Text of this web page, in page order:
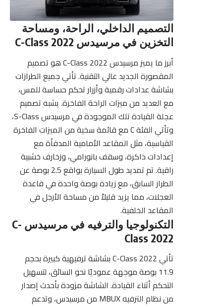
التصميم الداخلي، الراحة، ومساحة
التخزين في مرسيدس C-Class 2022
أبرز ما يميز مرسيدس C-Class 2022 هو تصميم
المقصورة الجديد عالي التقنية. تأتي جميع الطرازات
بشاشة عدادات رقمية وأزرار تحكم حساسة للمس،
مع العديد من ميزات الراحة الفاخرة. يشبه تصميم
عجلة القيادة تلك الموجودة فيمرسيدس
S-Class،
وتأتي الفئة C مع قائمة سخية من الميزات الفاخرة
القياسية، مثل المقاعد الأمامية المدفأة مع
إعدادات ذاكرة، وسقف بانورامي، وزخارف خشبية
راقية. تم تمديد طول السيارة بواقع 2.5 بوصة عن
الطراز السابق، مع زيادة بوصة واحدة في قاعدة
العجلات، مما يزيد قليلاً من مساحة الأرجل في
المقاعد الخلفية.
التكنولوجيا والترفيه في مرسيدس C-
Class 2022
تأتي C-Class 2022 بشاشة ترفيهية كبيرة بحجم
11.9 بوصة موجهة عموديًا نحو السائق، لتسهيل
التحكم أثناء القيادة. الشاشة مزودة بأحدث إصدار
من نظام الترفيه MBUX من مرسيدس، وتدعم